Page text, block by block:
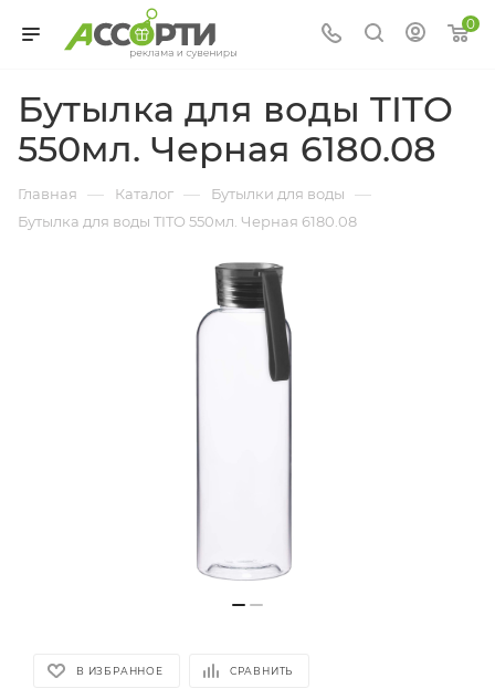
0
Бутылка для воды TITO
550мл. Черная 6180.08
Главная — Каталог — Бутылки для воды —
Бутылка для воды TITO 550мл. Черная 6180.08
В ИЗБРАННОЕ СРАВНИТЬ